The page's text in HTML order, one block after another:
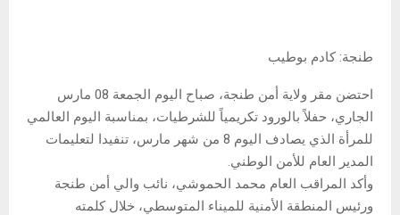
طنجة: كادم بوطيب
احتضن مقر ولاية أمن طنجة، صباح اليوم الجمعة 08 مارس
الجاري، حفلاً بالورود تكريمياً للشرطيات، بمناسبة اليوم العالمي
للمرأة الذي يصادف اليوم 8 من شهر مارس، تنفيدا لتعليمات
المدير العام للأمن الوطني.
وأكد المراقب العام محمد الحموشي، نائب والي أمن طنجة
ورئيس المنطقة الأمنية للميناء المتوسطي، خلال كلمته